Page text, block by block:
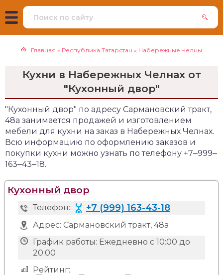
Главная » Республика Татарстан » Набережные Челны
Кухни в Набережных Челнах от
"Кухонный двор"
"Кухонный двор" по адресу Сармановский тракт,
48а занимается продажей и изготовлением
мебели для кухни на заказ в Набережных Челнах.
Всю информацию по оформлению заказов и
покупки кухни можно узнать по телефону +7‒999‒
163‒43‒18.
Кухонный двор
Телефон: +7 (999) 163-43-18
Адрес: Сармановский тракт, 48а
График работы: Ежедневно с 10:00 до
20:00
Рейтинг: